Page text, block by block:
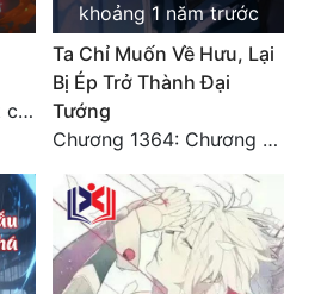
Chương 1894: Đại kết cục
khoảng 1 năm trước
Ta Chỉ Muốn Về Hưu, Lại
Bị Ép Trở Thành Đại
Tướng
Chương 1364: Chương cuối, ngươi muốn làm cái gì vương tới?